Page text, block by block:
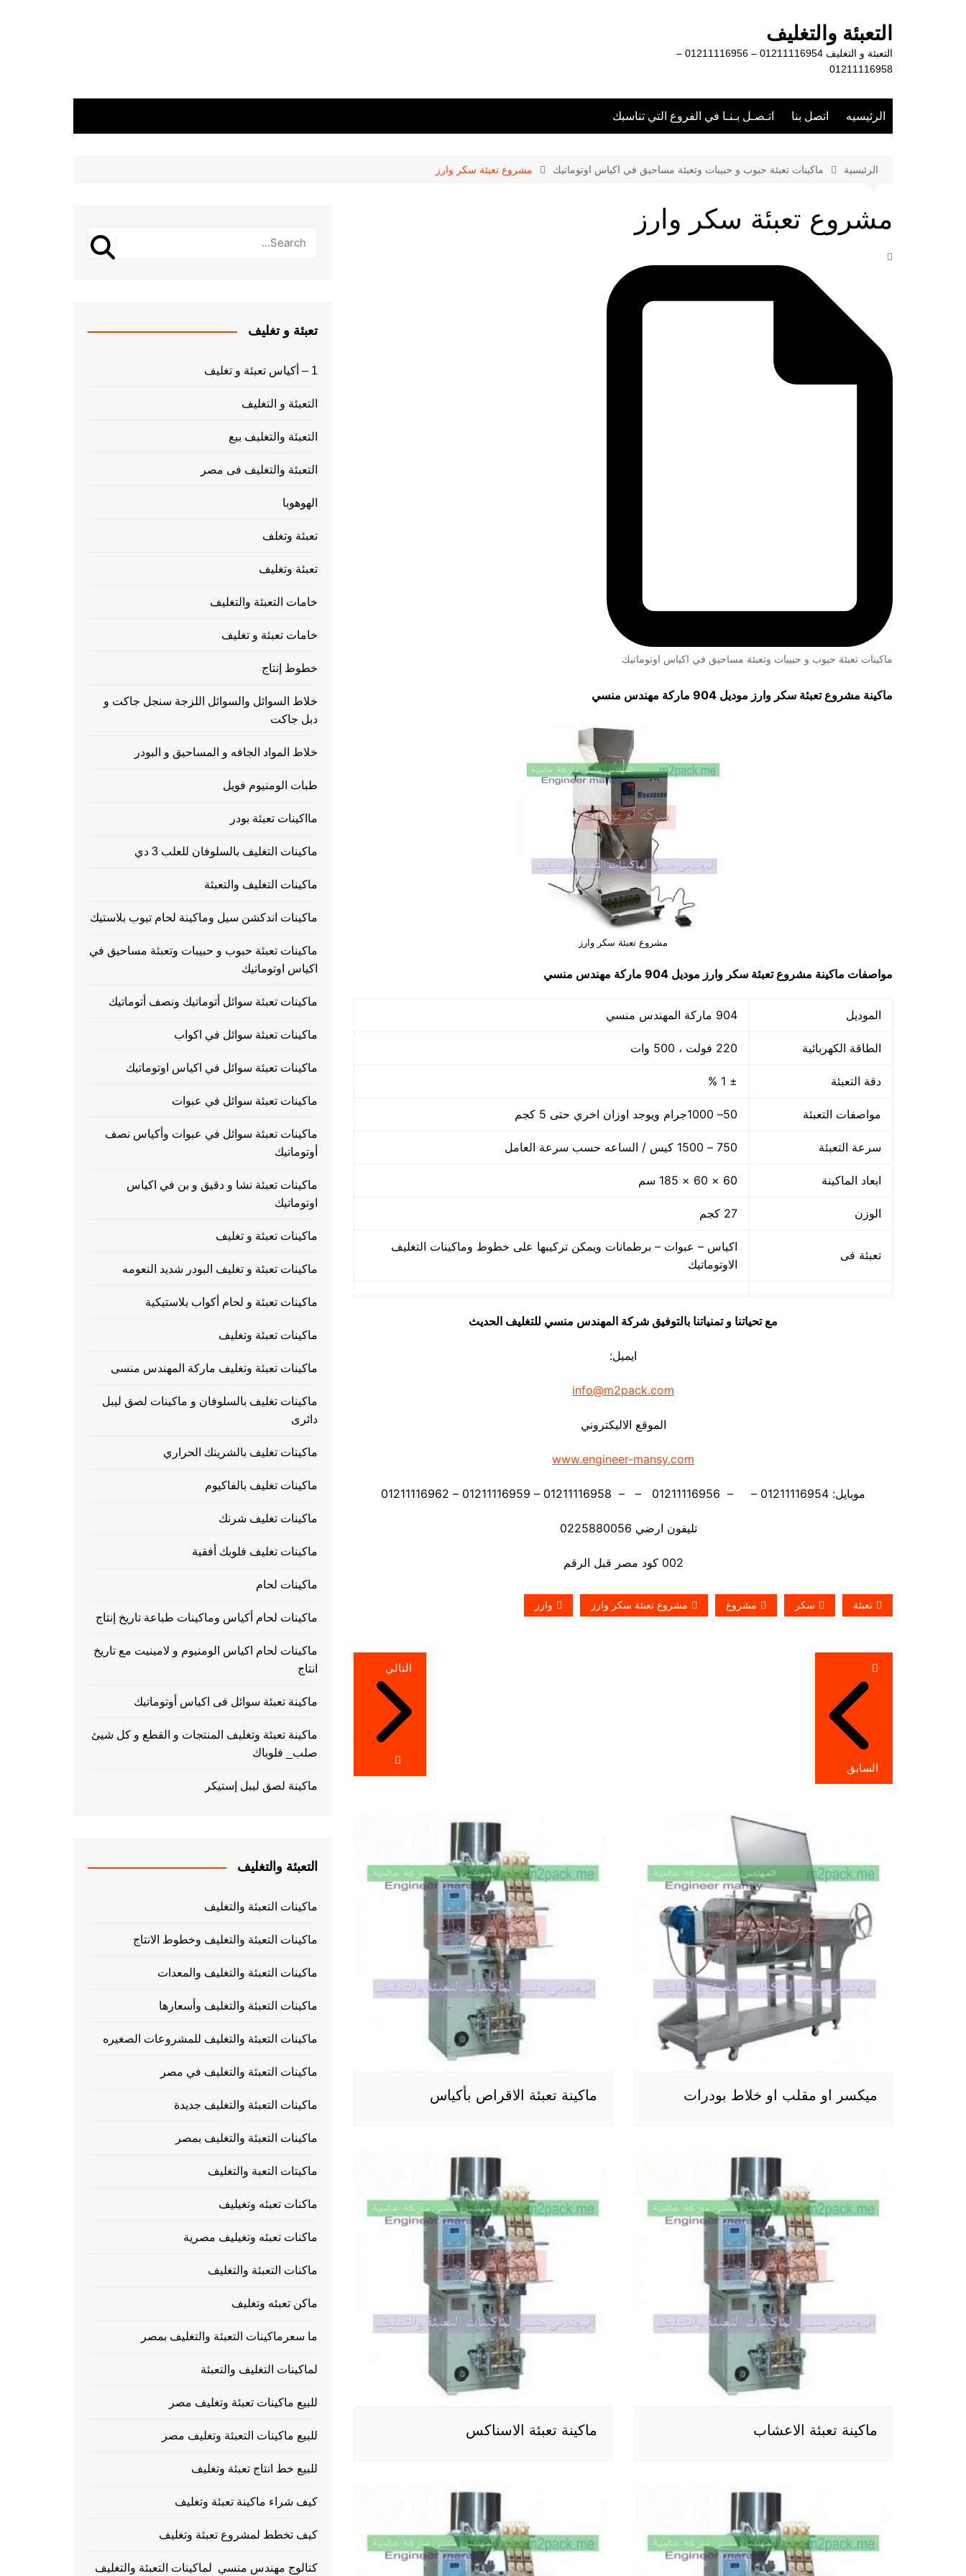
التعبئة والتغليف
التعبئة و التغليف 01211116954 – 01211116956 –
01211116958
الرئيسيه اتصل بنا اتـصـل بـنـا في الفروع التي تناسبك
الرئيسية ماكينات تعبئة حبوب و حبيبات وتعبئة مساحيق في اكياس اوتوماتيك مشروع تعبئة سكر وارز
مشروع تعبئة سكر وارز
ماكينات تعبئة حبوب و حبيبات وتعبئة مساحيق في اكياس اوتوماتيك
ماكينة مشروع تعبئة سكر وارز موديل 904 ماركة مهندس منسي
مشروع تعبئة سكر وارز
مواصفات ماكينة مشروع تعبئة سكر وارز موديل 904 ماركة مهندس منسي
الموديل 904 ماركة المهندس منسي
الطاقة الكهربائية 220 فولت ، 500 وات
دقة التعبئة ± 1 %
مواصفات التعبئة 50– 1000جرام ويوجد اوزان اخري حتى 5 كجم
سرعة التعبئة 750 – 1500 كيس / الساعه حسب سرعة العامل
ابعاد الماكينة 60 × 60 × 185 سم
الوزن 27 كجم
تعبئة فى
اكياس – عبوات – برطمانات ويمكن تركيبها على خطوط وماكينات التغليف
الاوتوماتيك
مع تحياتنا و تمنياتنا بالتوفيق شركة المهندس منسي للتغليف الحديث
ايميل:
info@m2pack.com
الموقع الاليكتروني
www.engineer-mansy.com
موبايل: 01211116954 – – 01211116956 – – 01211116958 – 01211116959 – 01211116962
تليفون ارضي 0225880056
002 كود مصر قبل الرقم
تعبئة سكر مشروع مشروع تعبئة سكر وارز وارز
تصفّح
المقالات
السابق
التالي
ميكسر او مقلب او خلاط بودرات ماكينة تعبئة الاقراص بأكياس
ماكينة تعبئة الاعشاب ماكينة تعبئة الاسناكس
تعبئة و تغليف
1 – أكياس تعبئة و تغليف
التعبئة و التغليف
التعبئة والتغليف بيع
التعبئة والتغليف فى مصر
الهوهوبا
تعبئة وتغلف
تعبئة وتغليف
خامات التعبئة والتغليف
خامات تعبئة و تغليف
خطوط إنتاج
خلاط السوائل والسوائل اللزجة سنجل جاكت و
دبل جاكت
خلاط المواد الجافه و المساحيق و البودر
طبات الومنيوم فويل
مااكينات تعبئة بودر
ماكينات التغليف بالسلوفان للعلب 3 دي
ماكينات التغليف والتعبئة
ماكينات اندكشن سيل وماكينة لحام تيوب بلاستيك
ماكينات تعبئة حبوب و حبيبات وتعبئة مساحيق في
اكياس اوتوماتيك
ماكينات تعبئة سوائل أتوماتيك ونصف أتوماتيك
ماكينات تعبئة سوائل في اكواب
ماكينات تعبئة سوائل في اكياس اوتوماتيك
ماكينات تعبئة سوائل في عبوات
ماكينات تعبئة سوائل في عبوات وأكياس نصف
أوتوماتيك
ماكينات تعبئة نشا و دقيق و بن في اكياس
اوتوماتيك
ماكينات تعبئة و تغليف
ماكينات تعبئة و تغليف البودر شديد النعومه
ماكينات تعبئة و لحام أكواب بلاستيكية
ماكينات تعبئة وتغليف
ماكينات تعبئة وتغليف ماركة المهندس منسى
ماكينات تغليف بالسلوفان و ماكينات لصق ليبل
دائرى
ماكينات تغليف بالشرينك الحراري
ماكينات تغليف بالفاكيوم
ماكينات تغليف شرنك
ماكينات تغليف فلوبك أفقية
ماكينات لحام
ماكينات لحام أكياس وماكينات طباعة تاريخ إنتاج
ماكينات لحام اكياس الومنيوم و لامينيت مع تاريخ
انتاج
ماكينة تعبئة سوائل فى اكياس أوتوماتيك
ماكينة تعبئة وتغليف المنتجات و القطع و كل شيئ
صلب_ فلوباك
ماكينة لصق ليبل إستيكر
التعبئة والتغليف
ماكينات التعبئة والتغليف
ماكينات التعبئة والتغليف وخطوط الانتاج
ماكينات التعبئة والتغليف والمعدات
ماكينات التعبئة والتغليف وأسعارها
ماكينات التعبئة والتغليف للمشروعات الصغيره
ماكينات التعبئة والتغليف في مصر
ماكينات التعبئة والتغليف جديدة
ماكينات التعبئة والتغليف بمصر
ماكيتات التعبة والتغليف
ماكنات تعبئه وتغيليف
ماكنات تعبئه وتغيليف مصرية
ماكنات التعبئة والتغليف
ماكن تعبئه وتغليف
ما سعرماكينات التعبئة والتغليف بمصر
لماكينات التغليف والتعبئة
للبيع ماكينات تعبئة وتغليف مصر
للبيع ماكينات التعبئة وتغليف مصر
للبيع خط انتاج تعبئة وتغليف
كيف شراء ماكينة تعبئة وتغليف
كيف تخطط لمشروع تعبئة وتغليف
كتالوج مهندس منسي لماكينات التعبئة والتغليف